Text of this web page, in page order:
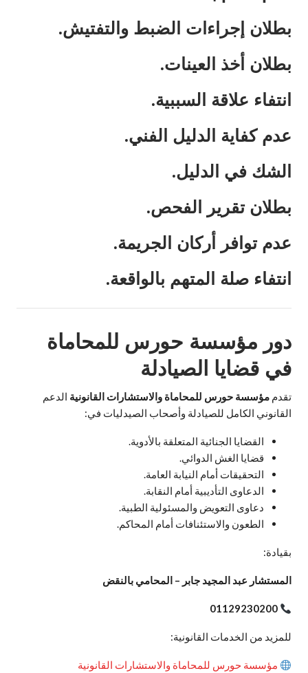
بطلان إجراءات الضبط والتفتيش.
بطلان أخذ العينات.
انتفاء علاقة السببية.
عدم كفاية الدليل الفني.
الشك في الدليل.
بطلان تقرير الفحص.
عدم توافر أركان الجريمة.
انتفاء صلة المتهم بالواقعة.
دور مؤسسة حورس للمحاماة
في قضايا الصيادلة
تقدم مؤسسة حورس للمحاماة والاستشارات القانونية الدعم
القانوني الكامل للصيادلة وأصحاب الصيدليات في:
القضايا الجنائية المتعلقة بالأدوية.
قضايا الغش الدوائي.
التحقيقات أمام النيابة العامة.
الدعاوى التأديبية أمام النقابة.
دعاوى التعويض والمسئولية الطبية.
الطعون والاستئنافات أمام المحاكم.
بقيادة:
المستشار عبد المجيد جابر – المحامي بالنقض
01129230200
للمزيد من الخدمات القانونية:
مؤسسة حورس للمحاماة والاستشارات القانونية